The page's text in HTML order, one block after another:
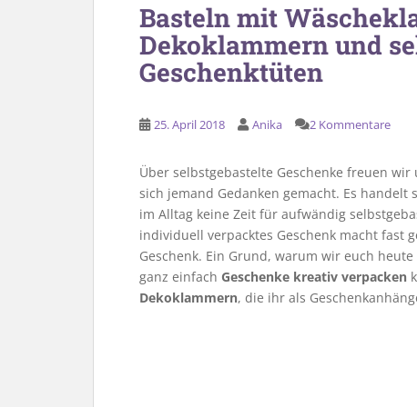
Basteln mit
Dekoklammern und
Geschenktüten
25. April 2018 Anika 2 Kommentare
Über selbstgebastelte Geschenke freuen
sich jemand Gedanken gemacht. Es handelt
im Alltag keine Zeit für aufwändig
individuell verpacktes Geschenk macht fast
Geschenk. Ein Grund, warum wir euch
ganz einfach Geschenke kreativ verpacken
Dekoklammern, die ihr als